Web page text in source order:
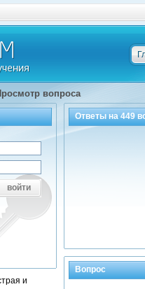
вопроса
Ответы на449
Вопрос
войти
и